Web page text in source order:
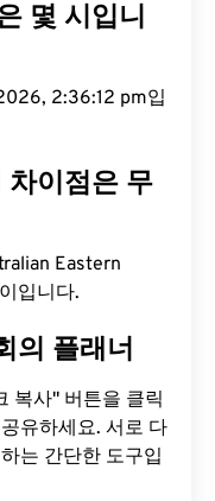
몇 시입니
2:36:13 pm입
차이점은 무
Eastern
입니다.
의 플래너
복사" 버튼을 클릭
유하세요. 서로 다
는 간단한 도구입